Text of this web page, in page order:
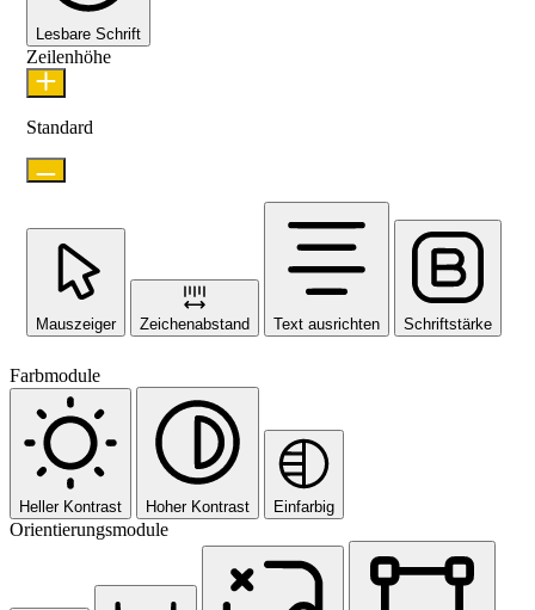
Lesbare Schrift
Zeilenhöhe
Standard
Mauszeiger Zeichenabstand Text ausrichten Schriftstärke
Farbmodule
Heller Kontrast Hoher Kontrast Einfarbig
Orientierungsmodule